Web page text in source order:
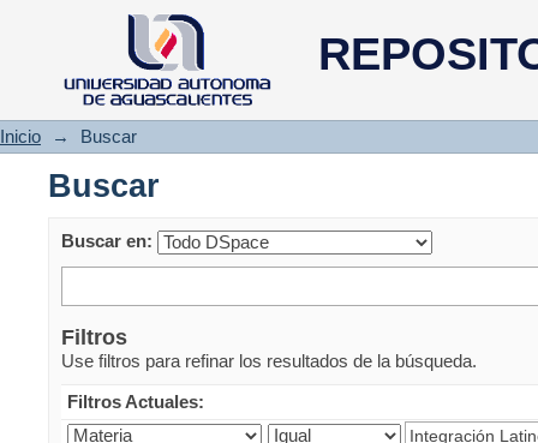
Buscar
Inicio → Buscar
Buscar
Buscar en:
Filtros
Use filtros para refinar los resultados de la búsqueda.
Filtros Actuales: